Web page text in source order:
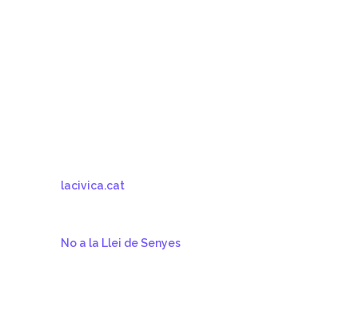
lacivica.cat
No a la Llei de Senyes